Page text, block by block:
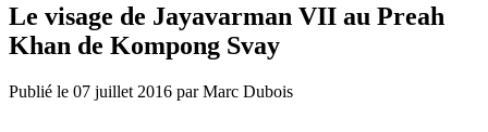
Le visage de Jayavarman VII au Preah
Khan de Kompong Svay
Publié le 07 juillet 2016 par Marc Dubois